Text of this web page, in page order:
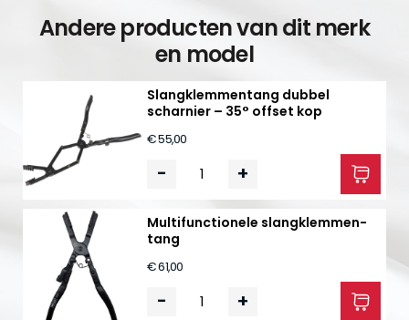
Andere producten van dit merk
en model
Slangklemmentang dubbel
scharnier – 35° offset kop
€ 55,00
- +
Multifunctionele slangklemmen­
tang
€ 61,00
- +